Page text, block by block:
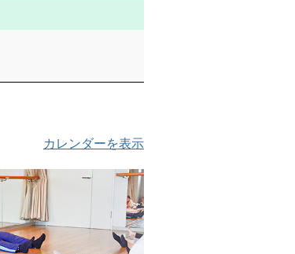
カレンダーを表示